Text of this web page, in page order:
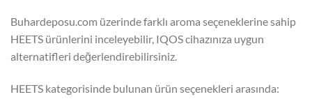
Buhardeposu.com üzerinde farklı aroma seçeneklerine sahip
HEETS ürünlerini inceleyebilir, IQOS cihazınıza uygun
alternatifleri değerlendirebilirsiniz.
HEETS kategorisinde bulunan ürün seçenekleri arasında: